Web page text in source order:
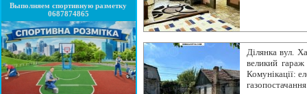
Выполняем спортивную разметку
0687874865
Ділянка вул.
великий
Комунікації: